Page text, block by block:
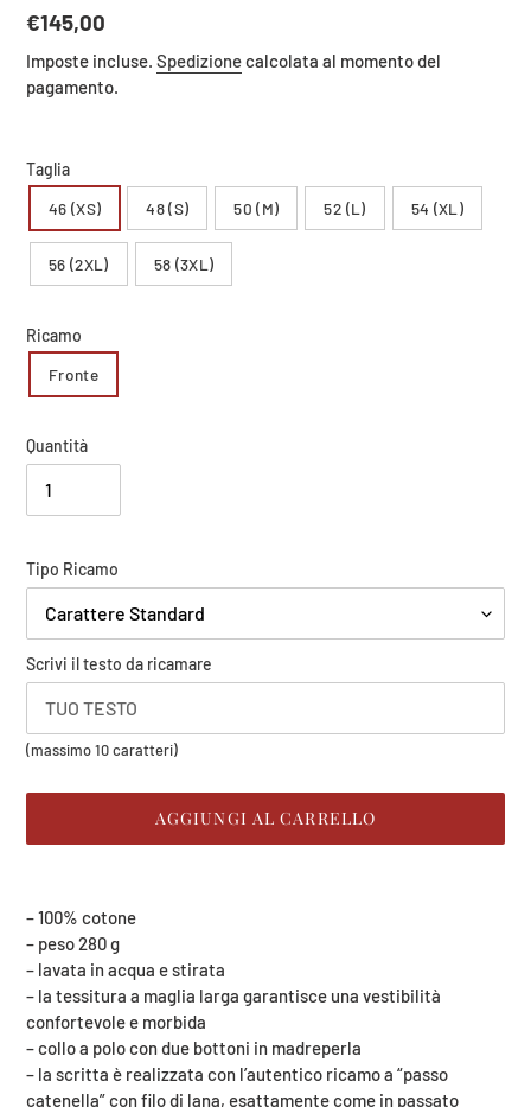
Prezzo
di
listino
€145,00
Imposte incluse. Spedizionecalcolata al momento del
pagamento.
Taglia
46 (XS)
48 (S) 50 (M) 52 (L) 54 (XL)
56 (2XL) 58 (3XL)
Ricamo
Fronte
Quantità
Tipo Ricamo
Scrivi il testo da ricamare
(massimo 10 caratteri)
Carica
il
tuo
logo
(massimo
8
AGGIUNGI AL CARRELLO
del
prodotto
nel
carrello
– 100% cotone
– peso 280 g
– lavata in acqua e stirata
– la tessitura a maglia larga garantisce una vestibilità
confortevole e morbida
– collo a polo con due bottoni in madreperla
– la scritta è realizzata con l’autentico ricamo a “passo
catenella” con filo di lana, esattamente come in passato